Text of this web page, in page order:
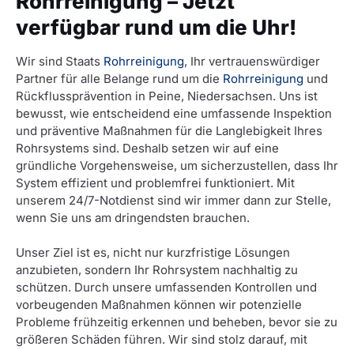
verfügbar rund um die Uhr!
Wir sind Staats Rohrreinigung, Ihr vertrauenswürdiger
Partner für alle Belange rund um die Rohrreinigung und
Rückflussprävention in Peine, Niedersachsen. Uns ist
bewusst, wie entscheidend eine umfassende Inspektion
und präventive Maßnahmen für die Langlebigkeit Ihres
Rohrsystems sind. Deshalb setzen wir auf eine
gründliche Vorgehensweise, um sicherzustellen, dass Ihr
System effizient und problemfrei funktioniert. Mit
unserem 24/7-Notdienst sind wir immer dann zur Stelle,
wenn Sie uns am dringendsten brauchen.
Unser Ziel ist es, nicht nur kurzfristige Lösungen
anzubieten, sondern Ihr Rohrsystem nachhaltig zu
schützen. Durch unsere umfassenden Kontrollen und
vorbeugenden Maßnahmen können wir potenzielle
Probleme frühzeitig erkennen und beheben, bevor sie zu
größeren Schäden führen. Wir sind stolz darauf, mit